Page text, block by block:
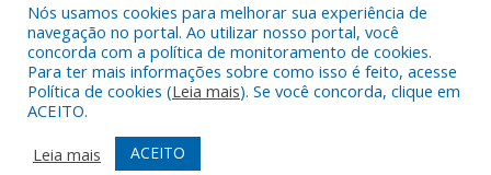
Todos os direitos reservados a Prefeitura Municipal de Santarém
Novo.
Mapa do Site
Acessar Área Administrativa
Nós usamos cookies para melhorar sua experiência de
navegação no portal. Ao utilizar nosso portal, você
concorda com a política de monitoramento de cookies.
Para ter mais informações sobre como isso é feito, acesse
Política de cookies (Leia mais). Se você concorda, clique em
ACEITO.
Leia mais
ACEITO